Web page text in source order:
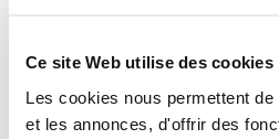
Ce site Web utilise des cookies
Les cookies nous permettent
et les annonces, d'offrir des
Aide votre jury à prendre les
Expérience